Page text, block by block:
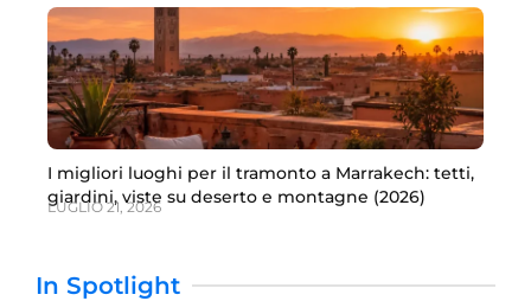
I migliori luoghi per il tramonto a Marrakech: tetti,
giardini, viste su deserto e montagne (2026)
LUGLIO 21, 2026
In Spotlight